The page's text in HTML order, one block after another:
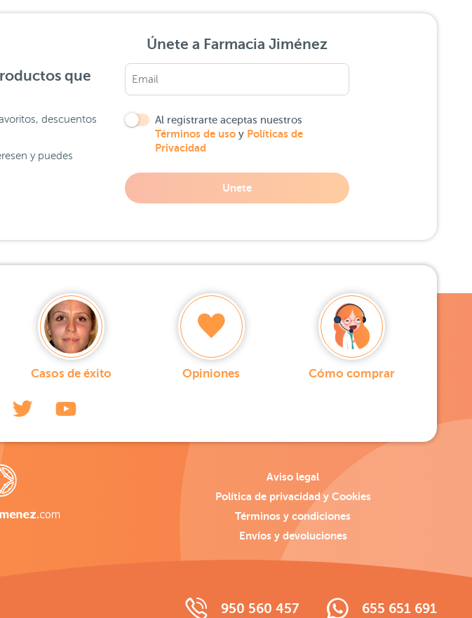
que
descuentos
y puedes
Únete a Farmacia Jiménez
Al registrarte aceptas nuestros
Términos de uso y Políticas de
Privacidad
Unete
Casos de éxito Opiniones Cómo comprar
Aviso legal
Política de privacidad y Cookies
Términos y condiciones
Envíos y devoluciones
950 560 457 655 651 691